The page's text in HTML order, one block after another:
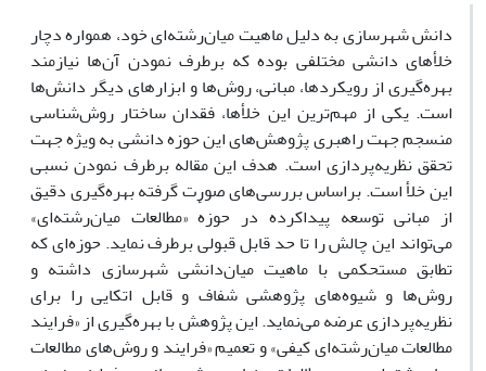
دانش شهرسازی به دلیل ماهیت میان‌رشته‌ای خود، همواره دچار
خلأهای دانشی مختلفی بوده که برطرف نمودن آن‌ها نیازمند
بهره‌گیری از رویکردها، مبانی، روش‌ها و ابزارهای دیگر دانش‌ها
است. یکی از مهم‌ترین این خلأها، فقدان ساختار روش‌شناسی
منسجم جهت راهبری پژوهش‌های این حوزه دانشی به ویژه جهت
تحقق نظریه‌پردازی است. هدف این مقاله برطرف نمودن نسبی
این خلأ است. براساس بررسی‌های صورت گرفته بهره‌گیری دقیق
از مبانی توسعه پیداکرده در حوزهٔ «مطالعات میان‌رشته‌ای»
می‌تواند این چالش را تا حد قابل قبولی برطرف نماید. حوزه‌ای که
تطابق مستحکمی با ماهیت میان‌دانشی شهرسازی داشته و
روش‌ها و شیوه‌های پژوهشی شفاف و قابل اتکایی را برای
نظریه‌پردازی عرضه می‌نماید. این پژوهش با بهره‌گیری از «فرایند
مطالعات میان‌رشته‌ای کیفی» و تعمیم «فرایند و روش‌های مطالعات